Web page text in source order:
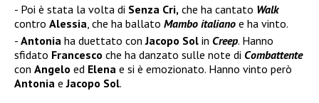
Poi è stata la volta di Senza Cri, che ha cantato Walk
contro Alessia , che ha ballato Mambo italiano e ha vinto.
Antonia ha duettato conJacopo Sol in Creep. Hanno
sfidato Francesco che ha danzato sulle note di Combattente
con Angelo ed Elena e si è emozionato. Hanno vinto però
Antonia e Jacopo Sol.